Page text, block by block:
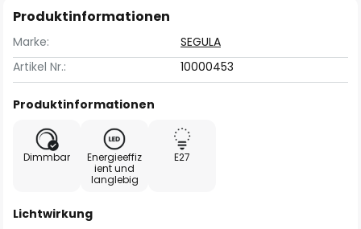
Produktinformationen
Marke:
SEGULA
Artikel Nr.:
10000453
Produktinformationen
Dimmbar
Energieeffiz
ient und
langlebig
E27
Lichtwirkung